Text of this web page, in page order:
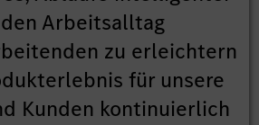
Arbeitsalltag
zu erleichtern
für unsere
Kunden kontinuierlich